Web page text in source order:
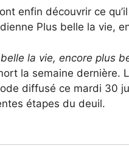
enfin découvrir ce
Plus belle la vie,
la vie, encore plus
la semaine dernière.
diffusé ce mardi 30
étapes du deuil.